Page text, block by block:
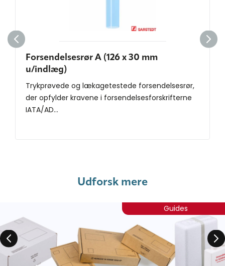
Forsendelsesrør A (126 x 30 mm
u/indlæg)
Trykprøvede og lækagetestede forsendelsesrør,
der opfylder kravene i forsendelsesforskrifterne
IATA/AD...
Udforsk mere
Guides